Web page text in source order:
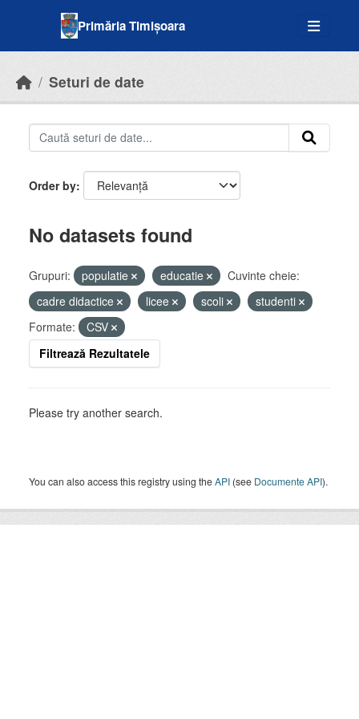
Primăria Timișoara
Seturi de date
Order by
No datasets found
Grupuri: populatie educatie
Cuvinte cheie:
cadre didactice
licee scoli
studenti
Formate:
CSV
Filtrează Rezultatele
Please try another search.
You can also access this registry using theAPI (see Documente API).